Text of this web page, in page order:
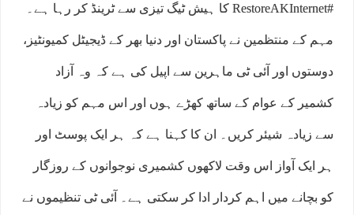
#RestoreAKInternet کا ہیش ٹیگ تیزی سے ٹرینڈ کر رہا ہے۔
مہم کے منتظمین نے پاکستان اور دنیا بھر کے ڈیجیٹل کمیونٹیز،
دوستوں اور آئی ٹی ماہرین سے اپیل کی ہے کہ وہ آزاد
کشمیر کے عوام کے ساتھ کھڑے ہوں اور اس مہم کو زیادہ
سے زیادہ شیئر کریں۔ ان کا کہنا ہے کہ ہر ایک پوسٹ اور
ہر ایک آواز اس وقت لاکھوں کشمیری نوجوانوں کے روزگار
کو بچانے میں اہم کردار ادا کر سکتی ہے۔ آئی ٹی تنظیموں نے